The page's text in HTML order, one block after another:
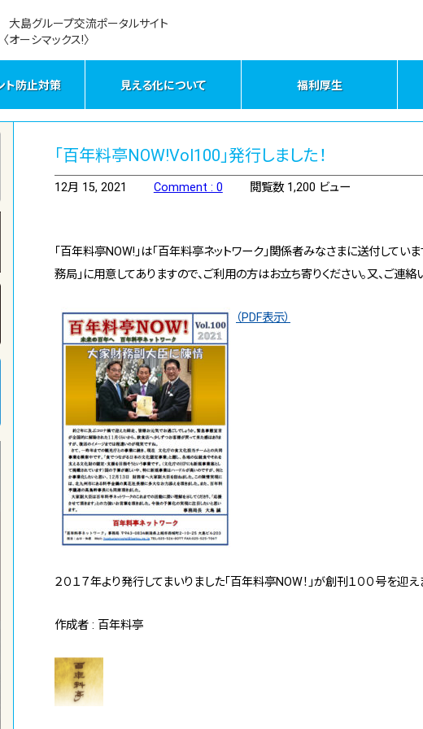
大島グループ交流ポータルサイト
〈オーシマックス!〉
ト防止対策 見える化について 福利厚生
「百年料亭NOW!Vol100」発行しました！
12月 15, 2021 Comment : 0 閲覧数 1,200 ビュー
「百年料亭NOW!」は「百年料亭ネットワーク」関係者みなさまに送付してい
務局」に用意してありますので、ご利用の方はお立ち寄りください。又、ご連
（PDF表示）
２０１７年より発行してまいりました「百年料亭NOW！」が創刊１００号を迎え
作成者 : 百年料亭